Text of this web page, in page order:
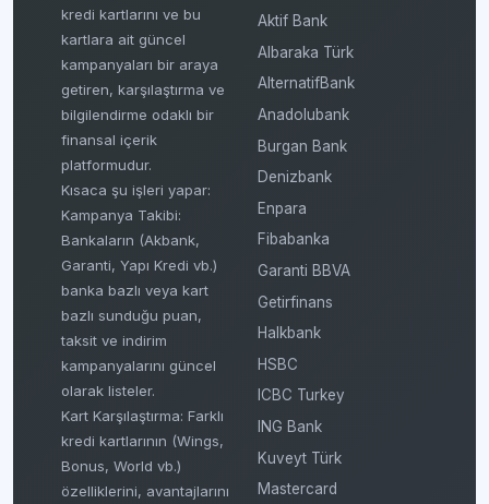
kredi kartlarını ve bu
kartlara ait güncel
kampanyaları bir araya
getiren, karşılaştırma ve
bilgilendirme odaklı bir
finansal içerik
platformudur.
Kısaca şu işleri yapar:
Kampanya Takibi:
Bankaların (Akbank,
Garanti, Yapı Kredi vb.)
banka bazlı veya kart
bazlı sunduğu puan,
taksit ve indirim
kampanyalarını güncel
olarak listeler.
Kart Karşılaştırma: Farklı
kredi kartlarının (Wings,
Bonus, World vb.)
özelliklerini, avantajlarını
Aktif Bank
Albaraka Türk
AlternatifBank
Anadolubank
Burgan Bank
Denizbank
Enpara
Fibabanka
Garanti BBVA
Getirfinans
Halkbank
HSBC
ICBC Turkey
ING Bank
Kuveyt Türk
Mastercard